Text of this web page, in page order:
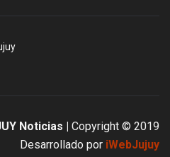
Noticias | Copyright © 2019
Desarrollado por iWebJujuy